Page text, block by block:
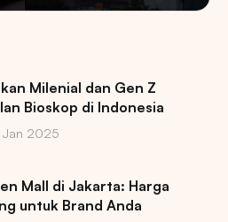
Milenial dan Gen Z
Bioskop di Indonesia
Jan 2025
Mall di Jakarta: Harga
untuk Brand Anda